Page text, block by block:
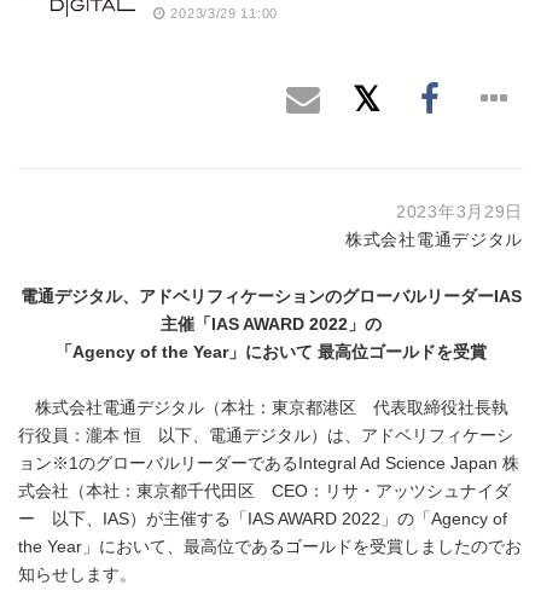
2023/3/29 11:00
2023年3月29日
株式会社電通デジタル
電通デジタル、アドベリフィケーションのグローバルリーダーIAS
主催「 IAS AWARD 2022」の
「 Agency of the Year」において 最高位ゴールドを受賞
株式会社電通デジタル（本社：東京都港区 代表取締役社長執
行役員：瀧本 恒 以下、電通デジタル）は、アドベリフィケーシ
ョン※1のグローバルリーダーであるIntegral Ad Science Japan 株
式会社（本社：東京都千代田区 CEO：リサ・アッツシュナイダ
ー 以下、IAS）が主催する「IAS AWARD 2022」の「Agency of
the Year」において、最高位であるゴールドを受賞しましたのでお
知らせします。